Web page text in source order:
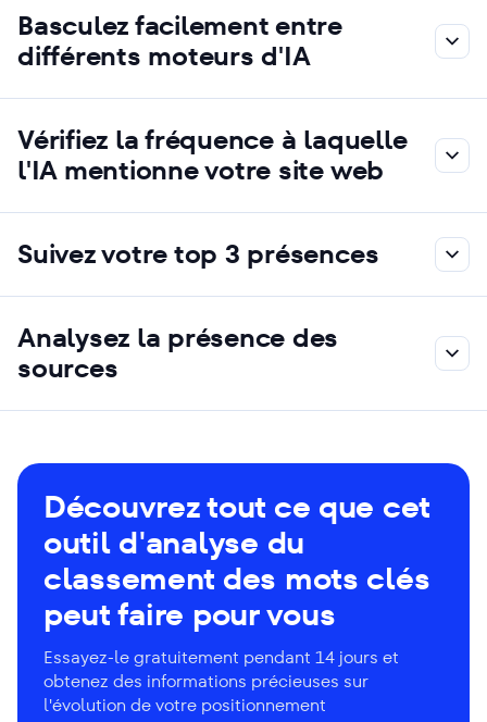
Basculez facilement entre
différents moteurs d'IA
Vérifiez la fréquence à laquelle
l'IA mentionne votre site web
Suivez votre top 3 présences
Analysez la présence des
sources
Découvrez tout ce que cet
outil d'analyse du
classement des mots clés
peut faire pour vous
Essayez-le gratuitement pendant 14 jours et
obtenez des informations précieuses sur
l'évolution de votre positionnement